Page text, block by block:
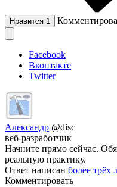
Нравится 1
Facebook
Вконтакте
Twitter
Александр @disc
веб-разработчик
Начните прямо сейчас.
реальную практику.
Ответ написан более трёх
Комментировать